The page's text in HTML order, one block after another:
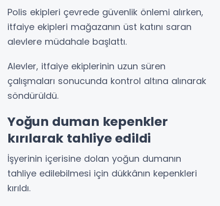
Polis ekipleri çevrede güvenlik önlemi alırken,
itfaiye ekipleri mağazanın üst katını saran
alevlere müdahale başlattı.
Alevler, itfaiye ekiplerinin uzun süren
çalışmaları sonucunda kontrol altına alınarak
söndürüldü.
Yoğun duman kepenkler
kırılarak tahliye edildi
İşyerinin içerisine dolan yoğun dumanın
tahliye edilebilmesi için dükkânın kepenkleri
kırıldı.